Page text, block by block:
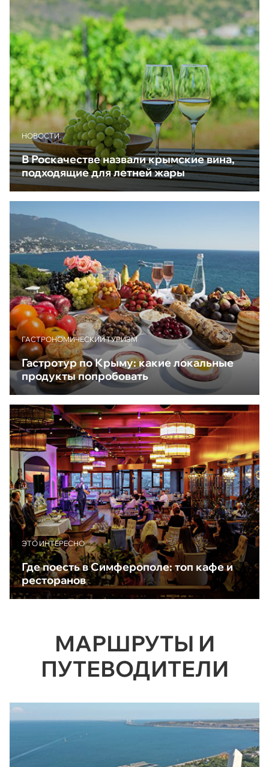
НОВОСТИ
В Роскачестве назвали крымские вина,
подходящие для летней жары
ГАСТРОНОМИЧЕСКИЙ ТУРИЗМ
Гастротур по Крыму: какие локальные
продукты попробовать
ЭТО ИНТЕРЕСНО
Где поесть в Симферополе: топ кафе и
ресторанов
МАРШРУТЫ И
ПУТЕВОДИТЕЛИ